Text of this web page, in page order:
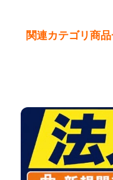
関連カテゴリ商